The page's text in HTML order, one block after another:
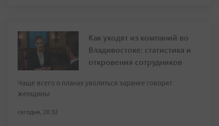
Как уходят из компаний во
Владивостоке: статистика и
откровения сотрудников
Чаще всего о планах уволиться заранее говорят
женщины
сегодня, 20:32